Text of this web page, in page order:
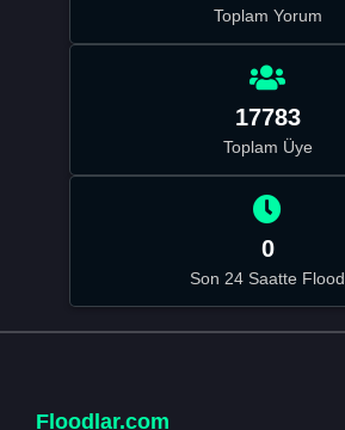
Toplam Yorum
17783
Toplam Üye
0
Son 24 Saatte Flood
Floodlar.com